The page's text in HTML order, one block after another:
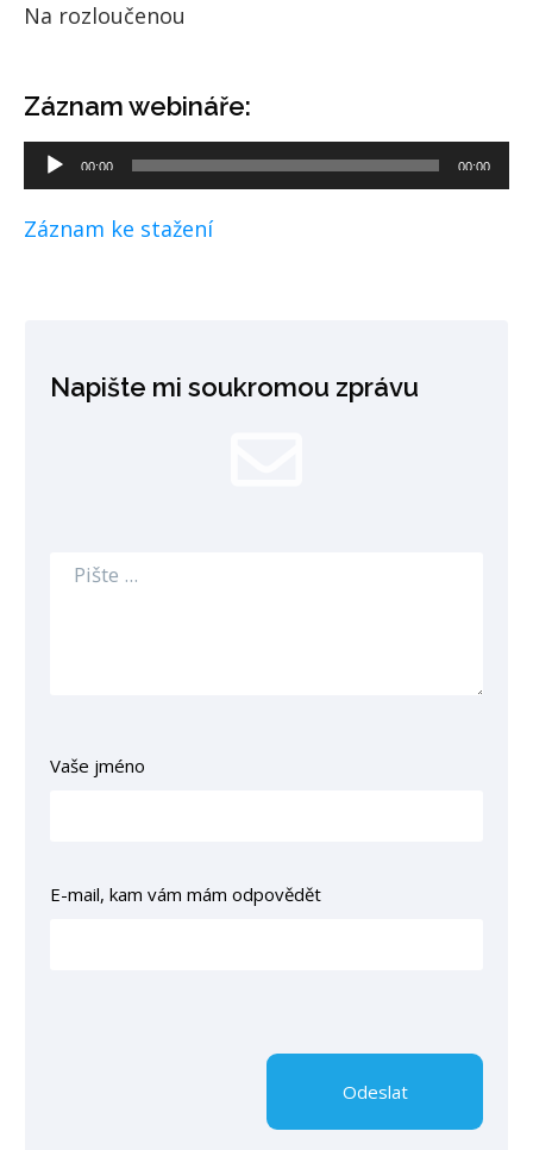
Na rozloučenou
Záznam webináře:
Audio
přehrávač
00:00 00:00
Záznam ke stažení
Napište mi soukromou zprávu
Vaše jméno
E-mail, kam vám mám odpovědět
Odeslat